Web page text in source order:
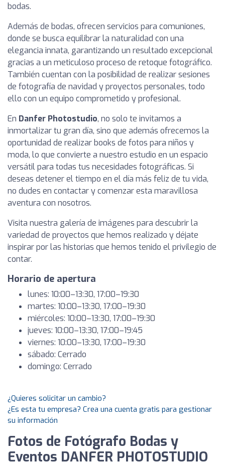
bodas.
Además de bodas, ofrecen servicios para comuniones,
donde se busca equilibrar la naturalidad con una
elegancia innata, garantizando un resultado excepcional
gracias a un meticuloso proceso de retoque fotográfico.
También cuentan con la posibilidad de realizar sesiones
de fotografía de navidad y proyectos personales, todo
ello con un equipo comprometido y profesional.
En Danfer Photostudio, no solo te invitamos a
inmortalizar tu gran día, sino que además ofrecemos la
oportunidad de realizar books de fotos para niños y
moda, lo que convierte a nuestro estudio en un espacio
versátil para todas tus necesidades fotográficas. Si
deseas detener el tiempo en el día más feliz de tu vida,
no dudes en contactar y comenzar esta maravillosa
aventura con nosotros.
Visita nuestra galería de imágenes para descubrir la
variedad de proyectos que hemos realizado y déjate
inspirar por las historias que hemos tenido el privilegio de
contar.
Horario de apertura
lunes: 10:00–13:30, 17:00–19:30
martes: 10:00–13:30, 17:00–19:30
miércoles: 10:00–13:30, 17:00–19:30
jueves: 10:00–13:30, 17:00–19:45
viernes: 10:00–13:30, 17:00–19:30
sábado: Cerrado
domingo: Cerrado
¿Quieres solicitar un cambio?
¿Es esta tu empresa? Crea una cuenta gratis para gestionar
su información
Fotos de Fotógrafo Bodas y
Eventos DANFER PHOTOSTUDIO